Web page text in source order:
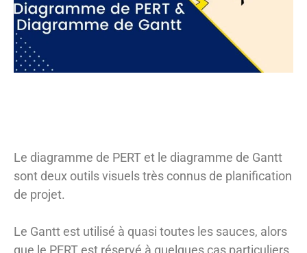
Le diagramme de PERT et le diagramme de Gantt
sont deux outils visuels très connus de planification
de projet.
Le Gantt est utilisé à quasi toutes les sauces, alors
que le PERT est réservé à quelques cas particuliers,